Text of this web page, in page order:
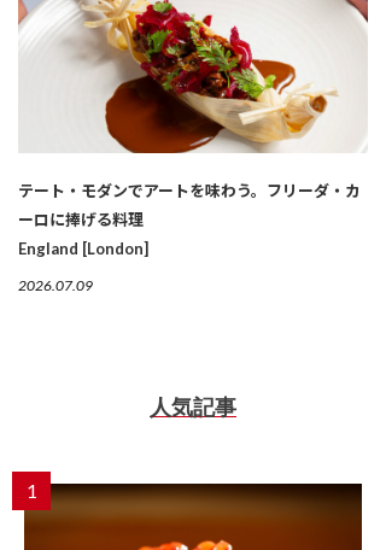
テート・モダンでアートを味わう。フリーダ・カ
ーロに捧げる料理
England [London]
2026.07.09
人気記事
1